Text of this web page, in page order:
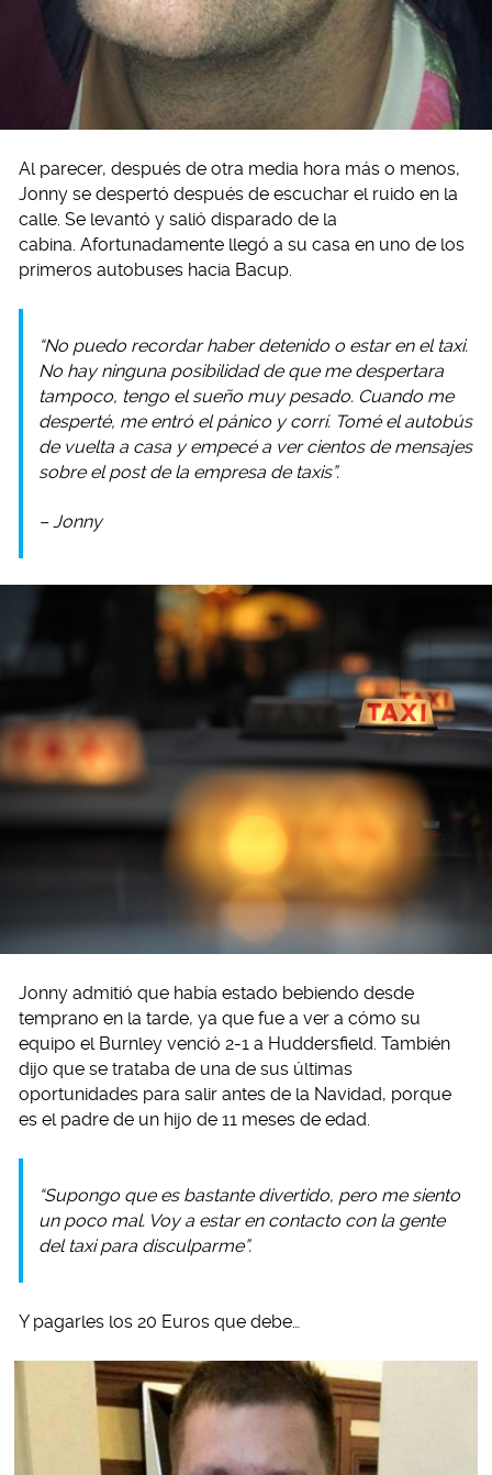
Al parecer, después de otra media hora más o menos,
Jonny se despertó después de escuchar el ruido en la
calle. Se levantó y salió disparado de la
cabina. Afortunadamente llegó a su casa en uno de los
primeros autobuses hacia Bacup.
“No puedo recordar haber detenido o estar en el taxi.
No hay ninguna posibilidad de que me despertara
tampoco, tengo el sueño muy pesado. Cuando me
desperté, me entró el pánico y corrí. Tomé el autobús
de vuelta a casa y empecé a ver cientos de mensajes
sobre el post de la empresa de taxis”.
– Jonny
Jonny admitió que había estado bebiendo desde
temprano en la tarde, ya que fue a ver a cómo su
equipo el Burnley venció 2-1 a Huddersfield. También
dijo que se trataba de una de sus últimas
oportunidades para salir antes de la Navidad, porque
es el padre de un hijo de 11 meses de edad.
“Supongo que es bastante divertido, pero me siento
un poco mal. Voy a estar en contacto con la gente
del taxi para disculparme”.
Y pagarles los 20 Euros que debe…